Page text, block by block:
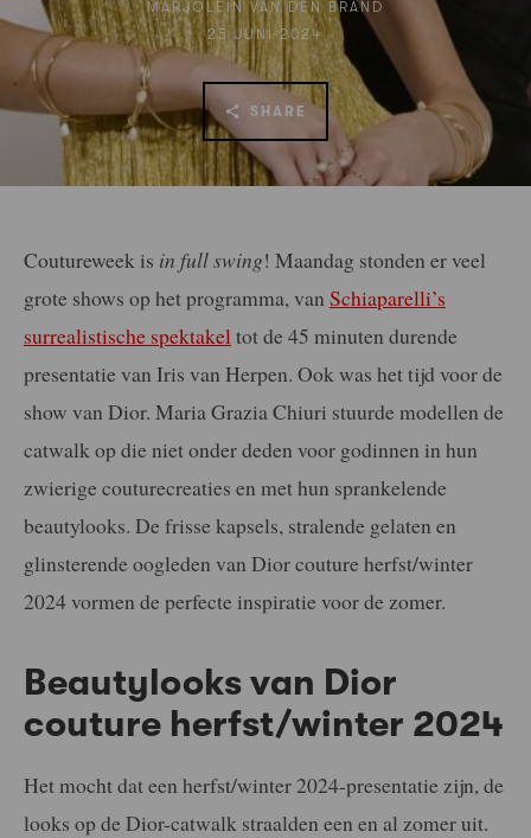
MARJOLEIN VAN DEN BRAND
25 JUNI 2024
SHARE
Coutureweek is in full swing! Maandag stonden er veel
grote shows op het programma, van Schiaparelli’s
surrealistische spektakel tot de 45 minuten durende
presentatie van Iris van Herpen. Ook was het tijd voor de
show van Dior. Maria Grazia Chiuri stuurde modellen de
catwalk op die niet onder deden voor godinnen in hun
zwierige couturecreaties en met hun sprankelende
beautylooks. De frisse kapsels, stralende gelaten en
glinsterende oogleden van Dior couture herfst/winter
2024 vormen de perfecte inspiratie voor de zomer.
Beautylooks van Dior
couture herfst/winter 2024
Het mocht dat een herfst/winter 2024-presentatie zijn, de
looks op de Dior-catwalk straalden een en al zomer uit.